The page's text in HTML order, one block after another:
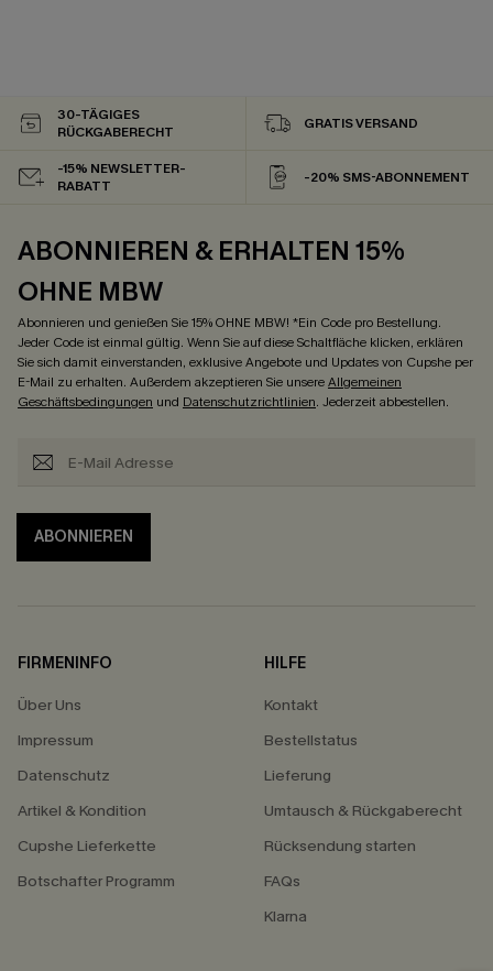
30-TÄGIGES
RÜCKGABERECHT
GRATIS VERSAND
-15% NEWSLETTER-
RABATT
-20% SMS-ABONNEMENT
ABONNIEREN & ERHALTEN 15%
OHNE MBW
Abonnieren und genießen Sie 15% OHNE MBW! *Ein Code pro Bestellung.
Jeder Code ist einmal gültig. Wenn Sie auf diese Schaltfläche klicken, erklären
Sie sich damit einverstanden, exklusive Angebote und Updates von Cupshe per
E-Mail zu erhalten. Außerdem akzeptieren Sie unsereAllgemeinen
Geschäftsbedingungen und Datenschutzrichtlinien. Jederzeit abbestellen.
ABONNIEREN
FIRMENINFO
Über Uns
Impressum
Datenschutz
Artikel & Kondition
Cupshe Lieferkette
Botschafter Programm
HILFE
Kontakt
Bestellstatus
Lieferung
Umtausch & Rückgaberecht
Rücksendung starten
FAQs
Klarna